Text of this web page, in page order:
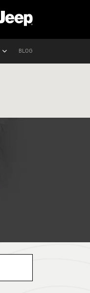
BLOG